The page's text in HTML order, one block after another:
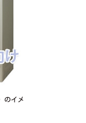
のイメ